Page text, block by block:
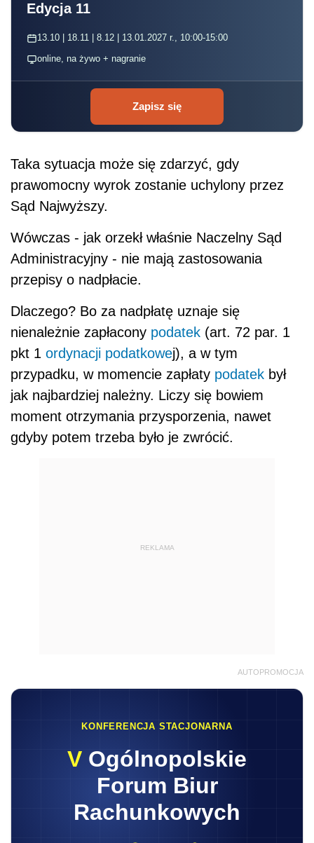
Edycja 11
13.10 | 18.11 | 8.12 | 13.01.2027 r., 10:00-15:00
online, na żywo + nagranie
Zapisz się
Taka sytuacja może się zdarzyć, gdy
prawomocny wyrok zostanie uchylony przez
Sąd Najwyższy.
Wówczas - jak orzekł właśnie Naczelny Sąd
Administracyjny - nie mają zastosowania
przepisy o nadpłacie.
Dlaczego? Bo za nadpłatę uznaje się
nienależnie zapłacony podatek (art. 72 par. 1
pkt 1 ordynacji podatkowej), a w tym
przypadku, w momencie zapłaty podatek był
jak najbardziej należny. Liczy się bowiem
moment otrzymania przysporzenia, nawet
gdyby potem trzeba było je zwrócić.
REKLAMA
AUTOPROMOCJA
KONFERENCJA STACJONARNA
V Ogólnopolskie
Forum Biur
Rachunkowych